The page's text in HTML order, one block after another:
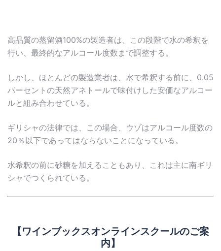
高品質の蒸留酒100%の製造者は、この段階で水の希釈を
行い、最終的なアルコール度数まで調整する。
しかし、ほとんどの製造業者は、水で希釈する前に、0.05
パーセントの天然アネトールで味付けした安価なアルコー
ルと組み合わせている。
ギリシャの法律では、この場合、ウゾはアルコール度数の
20％以下であってはならないことになっている。
水希釈の前に砂糖を加えることもあり、これは主に南ギリ
シャでつくられている。
【ワインブックスオンラインスクールのご案
内】